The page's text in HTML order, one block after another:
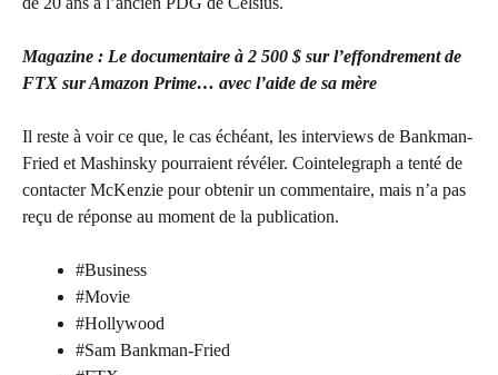
Magazine : Le documentaire à 2 500 $ sur l’effondrement de
FTX sur Amazon Prime… avec l’aide de sa mère
Il reste à voir ce que, le cas échéant, les interviews de Bankman-
Fried et Mashinsky pourraient révéler. Cointelegraph a tenté de
contacter McKenzie pour obtenir un commentaire, mais n’a pas
reçu de réponse au moment de la publication.
#Business
#Movie
#Hollywood
#Sam Bankman-Fried